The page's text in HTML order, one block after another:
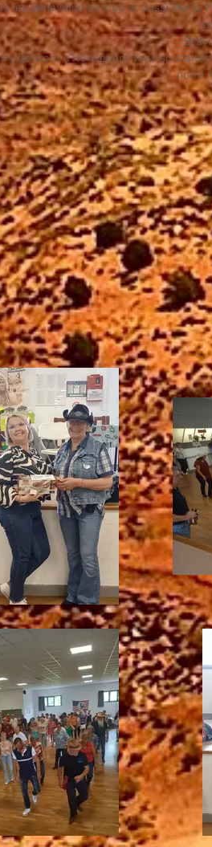
les bénévoles du club et aussi Manu,
Dancers d'Hennebont vous
notre